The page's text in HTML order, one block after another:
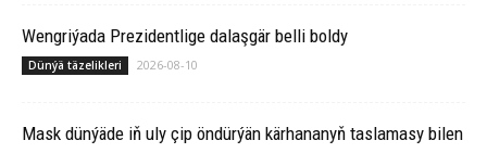
Wengriýada Prezidentlige dalaşgär belli boldy
Dünýä täzelikleri 2026-08-10
Mask dünýäde iň uly çip öndürýän kärhananyň taslamasy bilen